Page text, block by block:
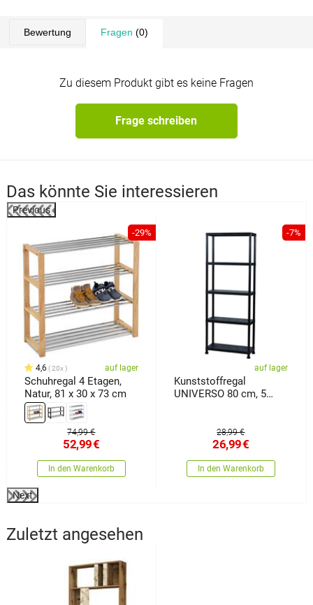
Bewertung Fragen (0)
Zu diesem Produkt gibt es keine Fragen
Frage schreiben
Das könnte Sie interessieren
Previous
-29%
4,6 20x auf lager
Schuhregal 4 Etagen,
Natur, 81 x 30 x 73 cm
74,99 €
52,99€
In den Warenkorb
-7%
auf lager
Kunststoffregal
UNIVERSO 80 cm, 5
28,99 €
26,99€
In den Warenkorb
Next
Zuletzt angesehen